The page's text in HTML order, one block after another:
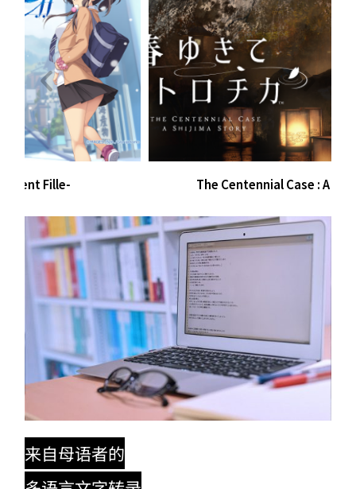
The Centennial Case : A Shijima Story
来自母语者的